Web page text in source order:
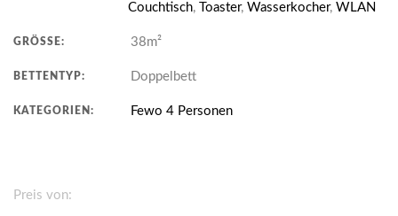
Couchtisch, Toaster,Wasserkocher,WLAN
GRÖSSE: 38m²
BETTENTYP: Doppelbett
KATEGORIEN: Fewo 4 Personen
Preis von: